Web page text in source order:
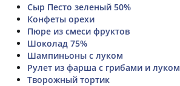
Сыр Песто зеленый 50%
Конфеты орехи
Пюре из смеси фруктов
Шоколад 75%
Шампиньоны с луком
Рулет из фарша с грибами и луком
Творожный тортик